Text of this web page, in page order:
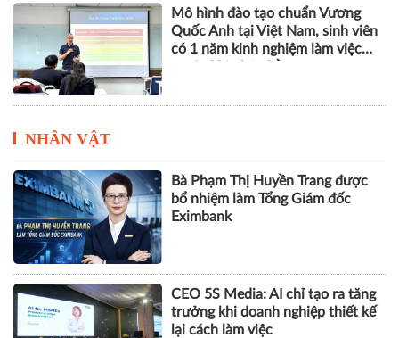
Mô hình đào tạo chuẩn Vương
Quốc Anh tại Việt Nam, sinh viên
có 1 năm kinh nghiệm làm việc
NHÂN VẬT
Bà Phạm Thị Huyền Trang được
bổ nhiệm làm Tổng Giám đốc
Eximbank
CEO 5S Media: AI chỉ tạo ra tăng
trưởng khi doanh nghiệp thiết kế
lại cách làm việc